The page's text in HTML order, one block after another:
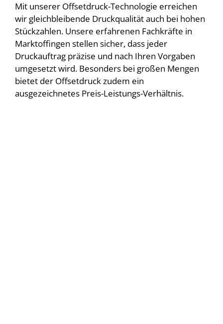
Mit unserer Offsetdruck-Technologie erreichen
wir gleichbleibende Druckqualität auch bei hohen
Stückzahlen. Unsere erfahrenen Fachkräfte in
Marktoffingen stellen sicher, dass jeder
Druckauftrag präzise und nach Ihren Vorgaben
umgesetzt wird. Besonders bei großen Mengen
bietet der Offsetdruck zudem ein
ausgezeichnetes Preis-Leistungs-Verhältnis.